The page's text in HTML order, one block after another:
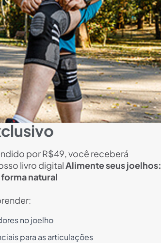
por R$49, você receberá
livro digital Alimente seus joelhos:
forma natural
no joelho
para as articulações